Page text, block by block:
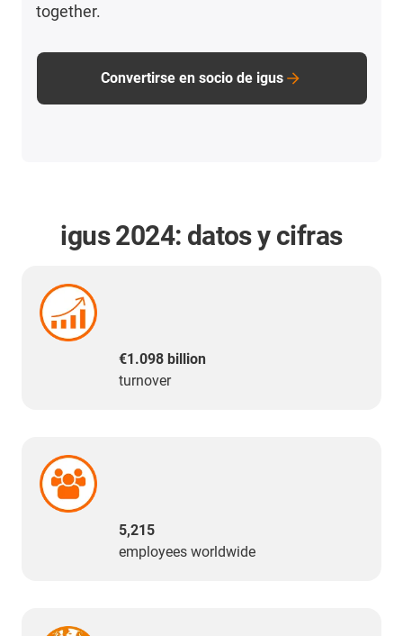
together.
Convertirse en socio de igus
igus 2024: datos y cifras
€1.098 billion
turnover
5,215
employees worldwide